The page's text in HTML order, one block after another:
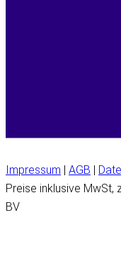
Impressum AGB
Preise inklusive
BV